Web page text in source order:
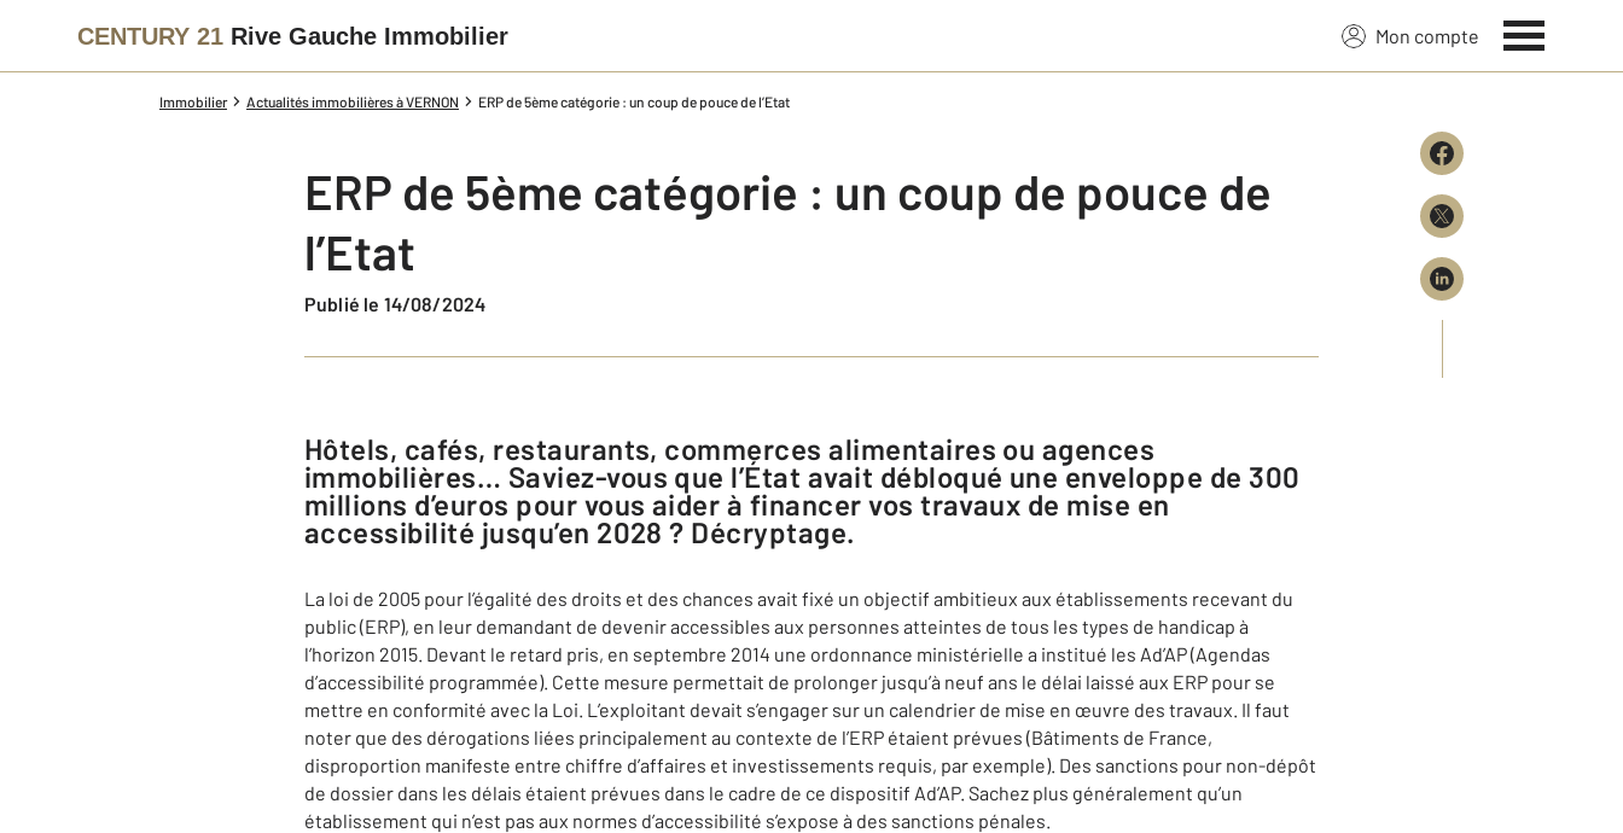
CENTURY 21 Rive Gauche Immobilier Mon compte
Immobilier Actualités immobilières à VERNON ERP de 5ème catégorie : un coup de pouce de l’Etat
ERP de 5ème catégorie : un coup de pouce de
l’Etat
Publié le 14/08/2024
Hôtels, cafés, restaurants, commerces alimentaires ou agences
immobilières… Saviez-vous que l’État avait débloqué une enveloppe de 300
millions d’euros pour vous aider à financer vos travaux de mise en
accessibilité jusqu’en 2028 ? Décryptage.
La loi de 2005 pour l’égalité des droits et des chances avait fixé un objectif ambitieux aux établissements recevant du
public (ERP), en leur demandant de devenir accessibles aux personnes atteintes de tous les types de handicap à
l’horizon 2015. Devant le retard pris, en septembre 2014 une ordonnance ministérielle a institué les Ad’AP (Agendas
d’accessibilité programmée). Cette mesure permettait de prolonger jusqu’à neuf ans le délai laissé aux ERP pour se
mettre en conformité avec la Loi. L’exploitant devait s’engager sur un calendrier de mise en œuvre des travaux. Il faut
noter que des dérogations liées principalement au contexte de l’ERP étaient prévues (Bâtiments de France,
disproportion manifeste entre chiffre d’affaires et investissements requis, par exemple). Des sanctions pour non-dépôt
de dossier dans les délais étaient prévues dans le cadre de ce dispositif Ad’AP. Sachez plus généralement qu’un
établissement qui n’est pas aux normes d’accessibilité s’expose à des sanctions pénales.